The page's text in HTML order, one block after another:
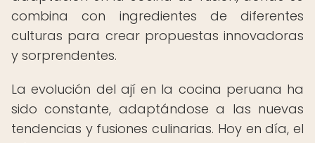
combina con ingredientes de diferentes
culturas para crear propuestas innovadoras
y sorprendentes.
La evolución del ají en la cocina peruana ha
sido constante, adaptándose a las nuevas
tendencias y fusiones culinarias. Hoy en día, el